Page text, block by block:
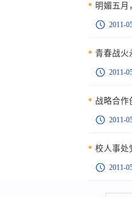
明媚五月
2011-
青春战火
2011-
战略合作
2011-
校人事处
2011-